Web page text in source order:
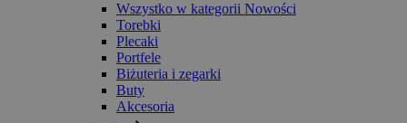
Wszystko w kategorii Nowości
Torebki
Plecaki
Portfele
Biżuteria i zegarki
Buty
Akcesoria